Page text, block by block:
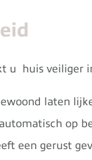
u huis veiliger
laten
op
een gerust